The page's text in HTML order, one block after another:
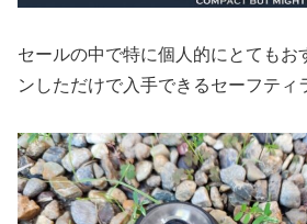
セールの中で特に個人的にとてもお
ンしただけで入手できるセーフティ